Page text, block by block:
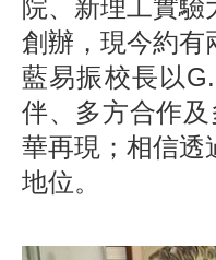
院、新理工實
創辦，現今約有
藍易振校長以
伴、多方合作
華再現；相信透
地位。